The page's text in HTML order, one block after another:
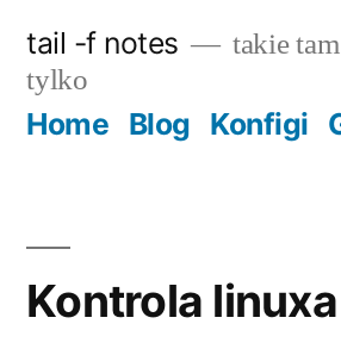
content
tail -f notes
takie
tylko
Home Blog Konfigi
Kontrola